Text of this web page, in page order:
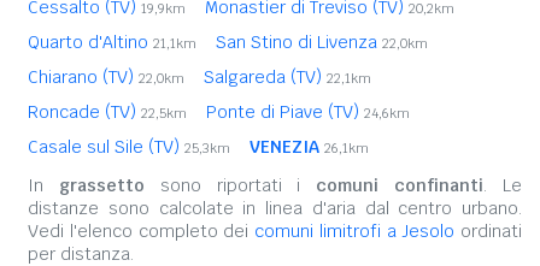
Cessalto (TV) 19,9km Monastier di Treviso (TV) 20,2km
Quarto d'Altino 21,1km San Stino di Livenza 22,0km
Chiarano (TV) 22,0km Salgareda (TV) 22,1km
Roncade (TV) 22,5km Ponte di Piave (TV) 24,6km
Casale sul Sile (TV) 25,3km VENEZIA 26,1km
In grassetto sono riportati i comuni confinanti. Le
distanze sono calcolate in linea d'aria dal centro urbano.
Vedi l'elenco completo dei comuni limitrofi a Jesolo ordinati
per distanza.